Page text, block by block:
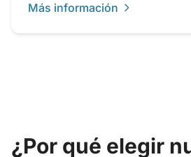
Más información
¿Por qué elegir